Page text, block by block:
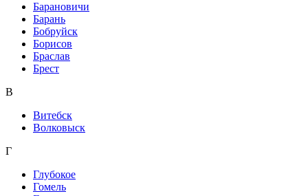
Барановичи
Барань
Бобруйск
Борисов
Браслав
Брест
В
Витебск
Волковыск
Г
Глубокое
Гомель